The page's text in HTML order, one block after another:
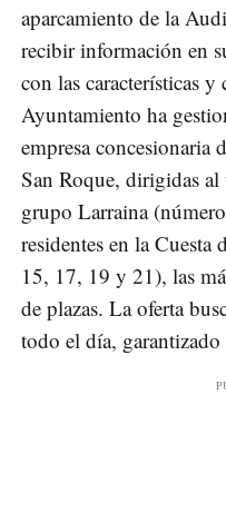
aparcamiento de la
recibir información en
con las características
Ayuntamiento ha
empresa
San Roque, dirigidas al
grupo Larraina
residentes en la
15, 17, 19 y 21), las
de plazas. La oferta
todo el día,